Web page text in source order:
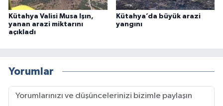
Kütahya Valisi Musa Işın,
yanan arazi miktarını
açıkladı
Kütahya’da büyük arazi
yangını
Yorumlar